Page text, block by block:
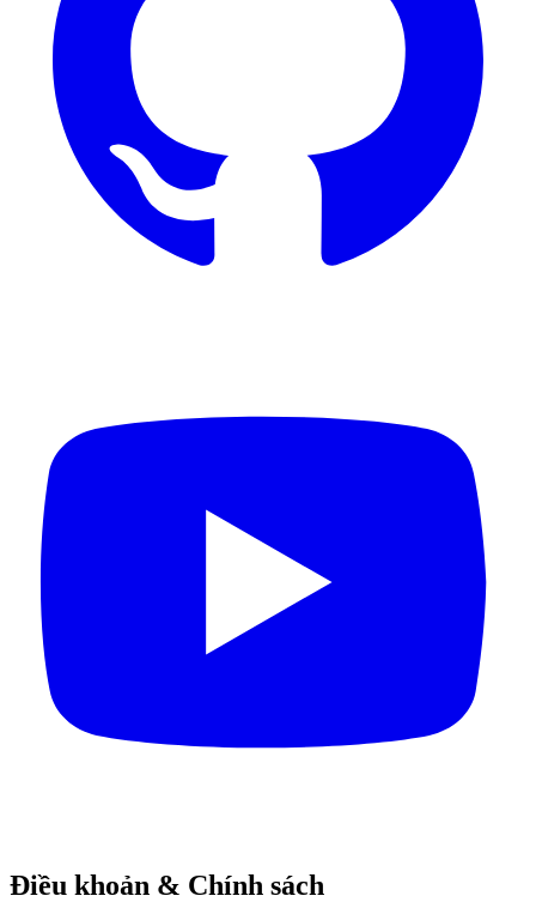
Điều khoản & Chính sách